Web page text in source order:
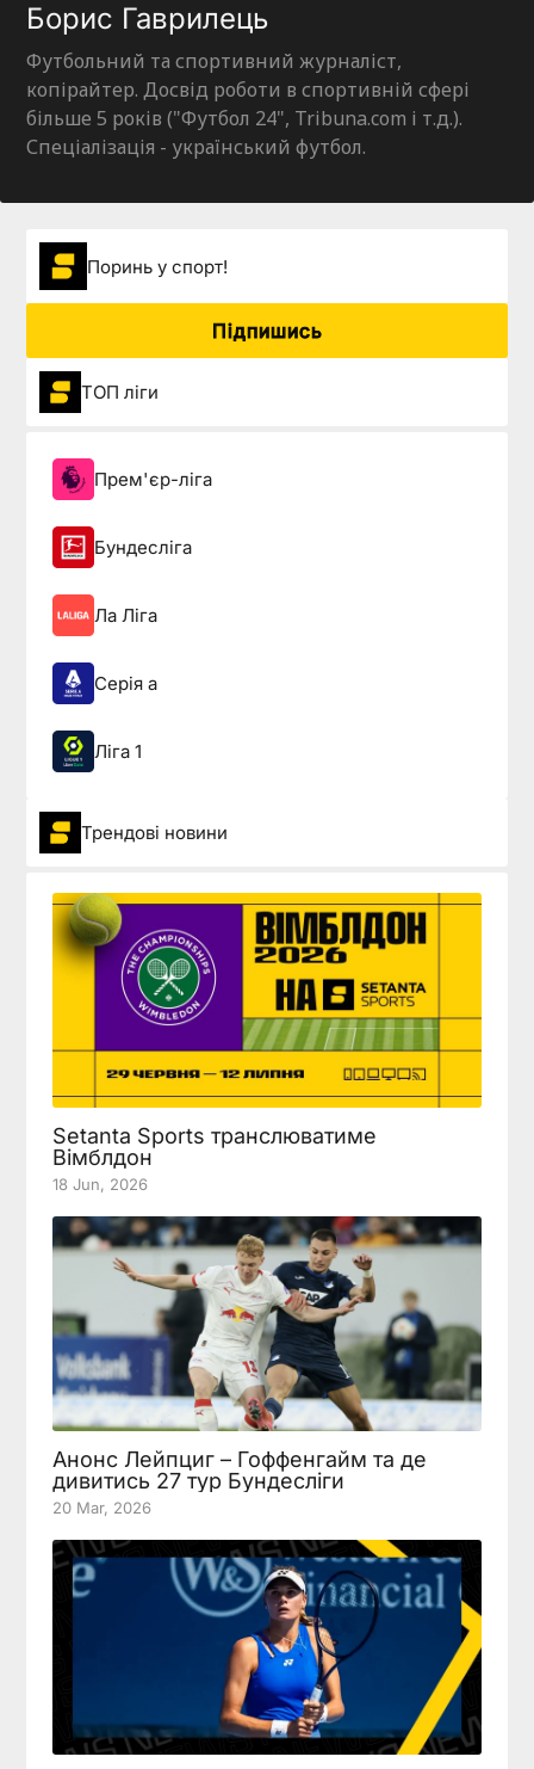
Борис Гаврилець
Футбольний та спортивний журналіст,
копірайтер. Досвід роботи в спортивній сфері
більше 5 років ("Футбол 24", Tribuna.com і т.д.).
Спеціалізація - український футбол.
Поринь у спорт!
Підпишись
ТОП ліги
Прем'єр-ліга
Бундесліга
Ла Ліга
Серія а
Ліга 1
Трендові новини
Setanta Sports транслюватиме
Вімблдон
18 Jun, 2026
Анонс Лейпциг – Гоффенгайм та де
дивитись 27 тур Бундесліги
20 Mar, 2026